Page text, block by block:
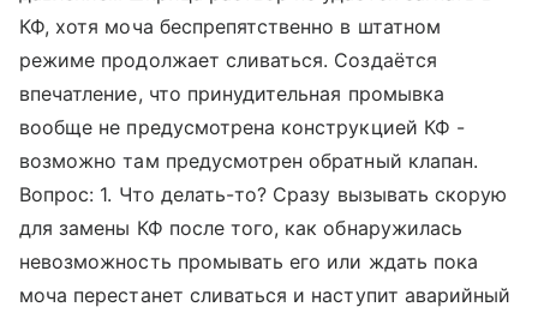
КФ, хотя моча беспрепятственно в штатном
режиме продолжает сливаться. Создаётся
впечатление, что принудительная промывка
вообще не предусмотрена конструкцией КФ -
возможно там предусмотрен обратный клапан.
Вопрос: 1. Что делать-то? Сразу вызывать скорую
для замены КФ после того, как обнаружилась
невозможность промывать его или ждать пока
моча перестанет сливаться и наступит аварийный